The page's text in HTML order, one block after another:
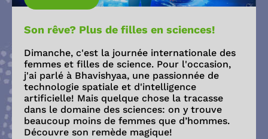
Son rêve? Plus de filles en sciences!
Dimanche, c'est la journée internationale des
femmes et filles de science. Pour l'occasion,
j'ai parlé à Bhavishyaa, une passionnée de
technologie spatiale et d'intelligence
artificielle! Mais quelque chose la tracasse
dans le domaine des sciences: on y trouve
beaucoup moins de femmes que d’hommes.
Découvre son remède magique!